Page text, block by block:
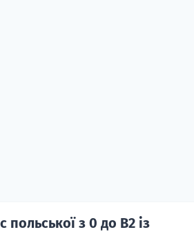
з 0 до B2 із